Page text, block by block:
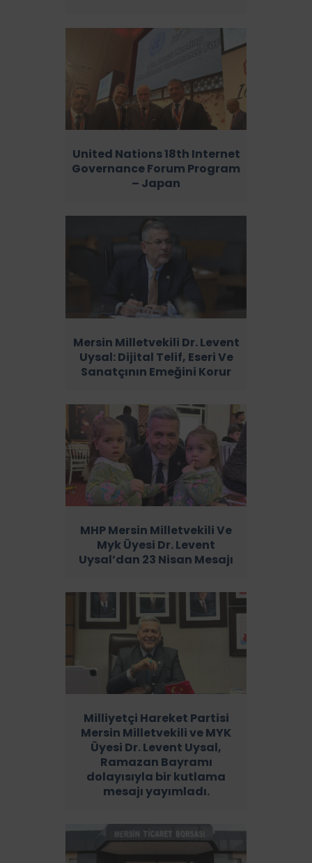
United Nations 18th Internet
Governance Forum Program
– Japan
Mersin Milletvekili Dr. Levent
Uysal: Dijital Telif, Eseri Ve
Sanatçının Emeğini Korur
MHP Mersin Milletvekili Ve
Myk Üyesi Dr. Levent
Uysal’dan 23 Nisan Mesajı
Milliyetçi Hareket Partisi
Mersin Milletvekili ve MYK
Üyesi Dr. Levent Uysal,
Ramazan Bayramı
dolayısıyla bir kutlama
mesajı yayımladı.